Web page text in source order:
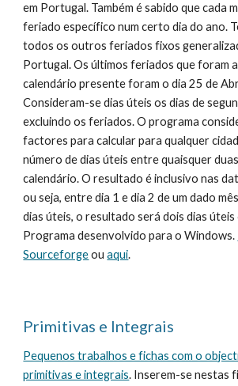
em Portugal. Também é sabido que cada
feriado específico num certo dia do ano.
todos os outros feriados fixos
Portugal. Os últimos feriados que foram
calendário presente foram o dia 25 de
Consideram-se dias úteis os dias de
excluindo os feriados. O programa
factores para calcular para qualquer
número de dias úteis entre quaisquer
calendário. O resultado é inclusivo nas
ou seja, entre dia 1 e dia 2 de um dado
dias úteis, o resultado será dois dias
Programa desenvolvido para o Windows.
Sourceforge ou aqui.
Primitivas e Integrais
Pequenos trabalhos e fichas com o
primitivas e integrais. Inserem-se nestas